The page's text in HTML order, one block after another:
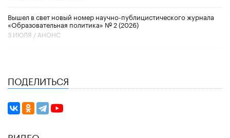
Вышел в свет новый номер научно-публицистического журнала
«Образовательная политика» № 2 (2026)
3 ИЮЛЯ / АНОНС
ПОДЕЛИТЬСЯ